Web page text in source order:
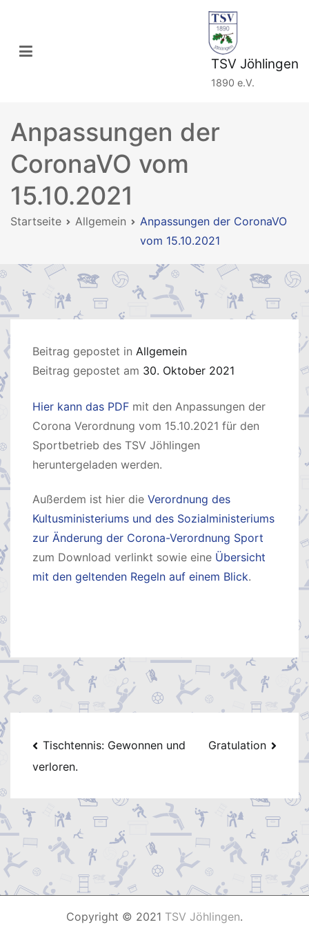
springen
TSV Jöhlingen
1890 e.V.
Anpassungen der
CoronaVO vom
15.10.2021
Startseite Allgemein
Anpassungen der CoronaVO
vom 15.10.2021
Beitrag gepostet in Allgemein
Beitrag gepostet am 30. Oktober 2021
Hier kann das PDF mit den Anpassungen der
Corona Verordnung vom 15.10.2021 für den
Sportbetrieb des TSV Jöhlingen
heruntergeladen werden.
Außerdem ist hier die Verordnung des
Kultusministeriums und des Sozialministeriums
zur Änderung der Corona-Verordnung Sport
zum Download verlinkt sowie eine Übersicht
mit den geltenden Regeln auf einem Blick.
Beitragsnavigation
Tischtennis: Gewonnen und
verloren.
Gratulation
Copyright © 2021 TSV Jöhlingen.